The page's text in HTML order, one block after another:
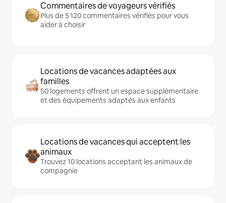
Commentaires de voyageurs vérifiés
Plus de 5 120 commentaires vérifiés pour vous
aider à choisir
Locations de vacances adaptées aux
familles
50 logements offrent un espace supplémentaire
et des équipements adaptés aux enfants
Locations de vacances qui acceptent les
animaux
Trouvez 10 locations acceptant les animaux de
compagnie